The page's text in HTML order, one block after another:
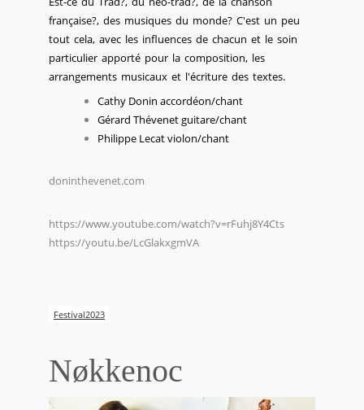
française?, des musiques du monde? C'est un peu
tout cela, avec les influences de chacun et le soin
particulier apporté pour la composition, les
arrangements musicaux et l'écriture des textes.
Cathy Donin accordéon/chant
Gérard Thévenet guitare/chant
Philippe Lecat violon/chant
doninthevenet.com
https://www.youtube.com/watch?v=rFuhj8Y4Cts
https://youtu.be/LcGlakxgmVA
Festival2023
Nøkkenoc